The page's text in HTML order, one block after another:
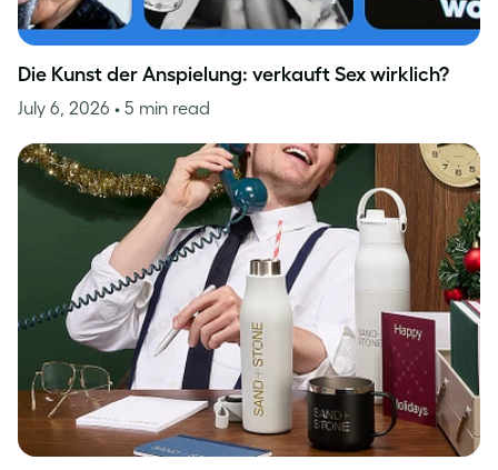
Die Kunst der Anspielung: verkauft Sex wirklich?
July 6, 2026 • 5 min read